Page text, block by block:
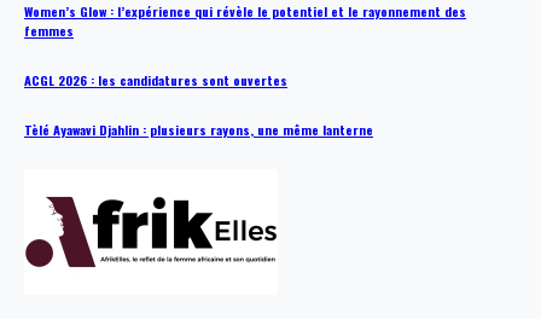
Women’s Glow : l’expérience qui révèle le potentiel et le rayonnement des
femmes
ACGL 2026 : les candidatures sont ouvertes
Tèlé Ayawavi Djahlin : plusieurs rayons, une même lanterne